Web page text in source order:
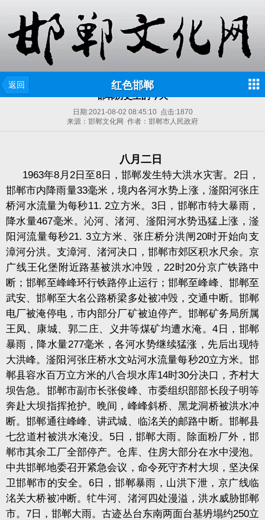
返回 红色邯郸
邯郸历史上的今天
日期:2021-08-02 08:45:10点击:1870
来源：邯郸文化网 作者：邯郸市人民政府
八月二日
1963年8 月 2日至8日，邯郸发生特大洪水灾害。 2日，
邯郸市内降雨量33毫米，境内各河水势上涨，滏阳河张庄
桥河水流量为每秒11. 2立方米。 3日，邯郸市特大暴雨，
降水量467毫米。沁河、渚河、滏阳河水势迅猛上涨，滏
阳河流量每秒21. 3立方米、张庄桥分洪闸20时开始向支
漳河分洪。支漳河、渚河决口，邯郸市郊区积水尺余。京
广线王化堡附近路基被洪水冲毁， 22时20分京广铁路中
断；邯郸至峰峰环行铁路停止运行；邯郸至峰峰、邯郸至
武安、邯郸至大名公路桥梁多处被冲毁，交通中断。邯郸
电厂被淹停电，市内部分厂矿被迫停产。邯郸矿务局所属
王凤、康城、郭二庄、义井等煤矿均遭水淹。4 日，邯郸
暴雨，降水量277毫米，各河水势继续猛涨，先后出现特
大洪峰。滏阳河张庄桥水文站河水流量每秒20立方米。邯
郸县容水百万立方米的八合坝水库14时30分决口，齐村大
坝告急。邯郸市副市长张俊峰、市委组织部部长段子明等
奔赴大坝指挥抢护。晩间，峰峰斜桥、黑龙洞桥被洪水冲
断。邯郸通往峰峰、讲武城、临洺关的邮路中断。邯郸县
七岔道村被洪水淹没。 5日，邯郸大雨。除面粉厂外，邯
郸市其余工厂全部停产。仓库、住房大部分在水中浸泡。
中共邯郸地委召开紧急会议，命令死守齐村大坝，坚决保
卫邯郸市的安全。 6日，邯郸暴雨，山洪下泄，京广线临
洺关大桥被冲断。牤牛河、渚河四处漫溢，洪水威胁邯郸
市。7 日，邯郸大雨。古迹丛台东南两面台基坍塌约250立